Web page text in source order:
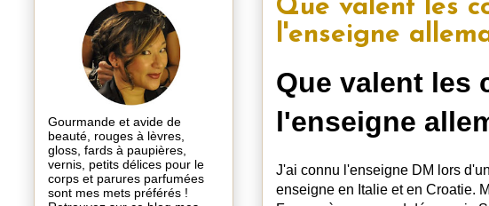
Que valent les
l'enseigne
Que valent les
l'enseigne
J'ai connu l'enseigne DM lors
enseigne en Italie et en Croatie.
Gourmande et avide de
beauté, rouges à lèvres,
gloss, fards à paupières,
vernis, petits délices pour le
corps et parures parfumées
sont mes mets préférés !